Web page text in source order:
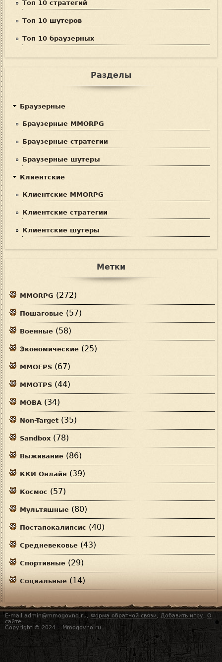
Топ 10 стратегий
Топ 10 шутеров
Топ 10 браузерных
Разделы
Браузерные
Браузерные MMORPG
Браузерные стратегии
Браузерные шутеры
Клиентские
Клиентские MMORPG
Клиентские стратегии
Клиентские шутеры
Метки
MMORPG (272)
Пошаговые (57)
Военные (58)
Экономические (25)
MMOFPS (67)
MMOTPS (44)
MOBA (34)
Non-Target (35)
Sandbox (78)
Выживание (86)
ККИ Онлайн (39)
Космос (57)
Мультяшные (80)
Постапокалипсис (40)
Средневековье (43)
Спортивные (29)
Социальные (14)
E-mail admin@mmogovno.ru, Форма обратной связи, Добавить игру, О
сайте.
Copyright © 2024 – Mmogovno.ru